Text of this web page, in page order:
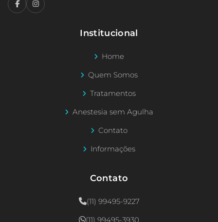
Institucional
Home
Quem Somos
Tratamentos
Anestesia sem Agulha
Contato
Informações
Contato
(11) 99495-9227
(11) 99495-3930